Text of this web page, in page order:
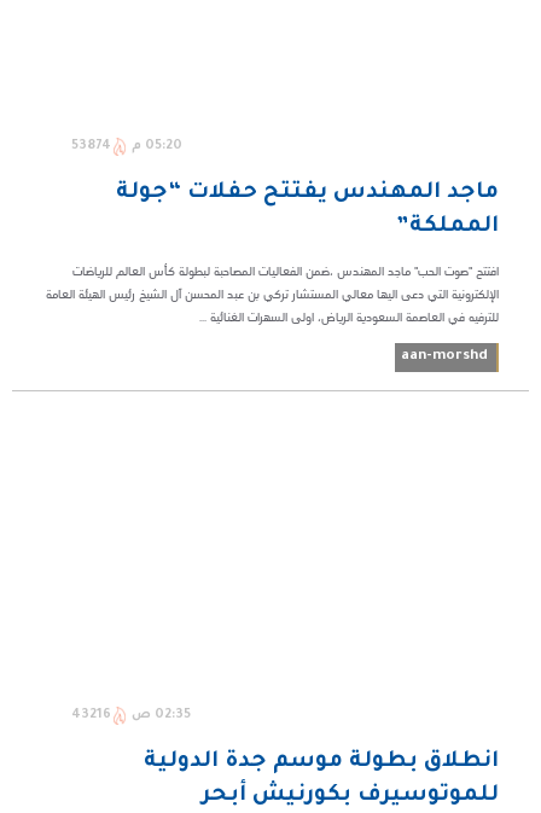
05:20 م 53874
ماجد المهندس يفتتح حفلات “جولة
المملكة”
افتتح "صوت الحب" ماجد المهندس ،ضمن الفعاليات المصاحبة لبطولة كأس العالم للرياضات
الإلكترونية التي دعى اليها معالي المستشار تركي بن عبد المحسن آل الشيخ رئيس الهيئة العامة
للترفيه في العاصمة السعودية الرياض، اولى السهرات الغنائية ...
aan-morshd
02:35 ص 43216
انطلاق بطولة موسم جدة الدولية
للموتوسيرف بكورنيش أبحر